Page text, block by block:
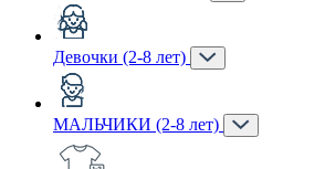
Девочки (2-8 лет)
МАЛЬЧИКИ (2-8 лет)